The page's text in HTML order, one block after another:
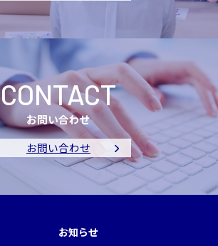
CONTACT
お問い合わせ
お問い合わせ
お知らせ